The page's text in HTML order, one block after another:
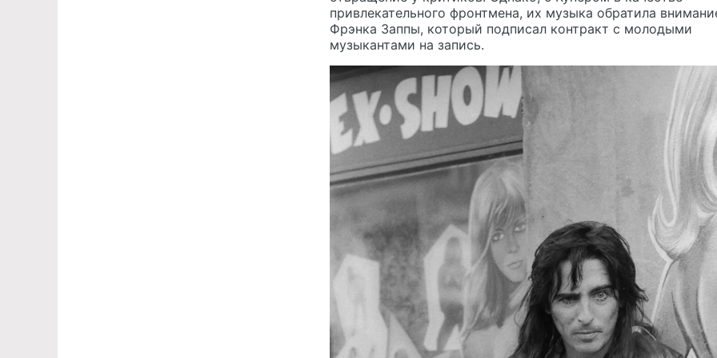
привлекательного фронтмена, их музыка обратила
Фрэнка Заппы, который подписал контракт с молодыми
музыкантами на запись.